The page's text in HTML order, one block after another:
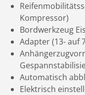
Kompressor)
Bordwerkzeug
Adapter (13- auf
Automatisch
Elektrisch